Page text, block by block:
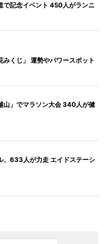
で記念イベント 450人がランニ
みくじ」 運勢やパワースポット
山」でマラソン大会 340人が健
、633人が力走 エイドステーシ